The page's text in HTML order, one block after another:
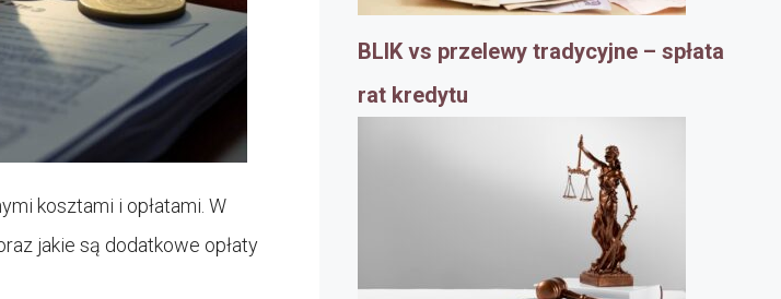
kosztami i opłatami. W
jakie są dodatkowe opłaty
BLIK vs przelewy tradycyjne – spłata
rat kredytu